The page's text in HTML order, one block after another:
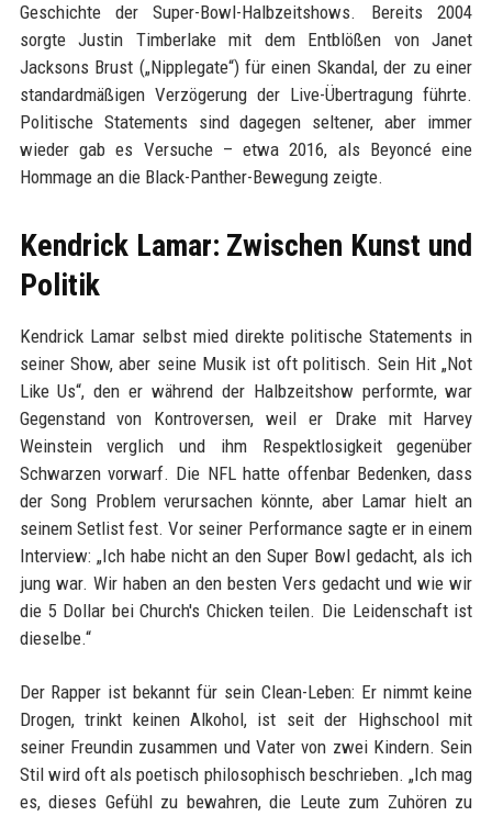
Geschichte der Super-Bowl-Halbzeitshows. Bereits 2004
sorgte Justin Timberlake mit dem Entblößen von Janet
Jacksons Brust („Nipplegate“) für einen Skandal, der zu einer
standardmäßigen Verzögerung der Live-Übertragung führte.
Politische Statements sind dagegen seltener, aber immer
wieder gab es Versuche – etwa 2016, als Beyoncé eine
Hommage an die Black-Panther-Bewegung zeigte.
Kendrick Lamar: Zwischen Kunst und
Politik
Kendrick Lamar selbst mied direkte politische Statements in
seiner Show, aber seine Musik ist oft politisch. Sein Hit „Not
Like Us“, den er während der Halbzeitshow performte, war
Gegenstand von Kontroversen, weil er Drake mit Harvey
Weinstein verglich und ihm Respektlosigkeit gegenüber
Schwarzen vorwarf. Die NFL hatte offenbar Bedenken, dass
der Song Problem verursachen könnte, aber Lamar hielt an
seinem Setlist fest. Vor seiner Performance sagte er in einem
Interview: „Ich habe nicht an den Super Bowl gedacht, als ich
jung war. Wir haben an den besten Vers gedacht und wie wir
die 5 Dollar bei Church's Chicken teilen. Die Leidenschaft ist
dieselbe.“
Der Rapper ist bekannt für sein Clean-Leben: Er nimmt keine
Drogen, trinkt keinen Alkohol, ist seit der Highschool mit
seiner Freundin zusammen und Vater von zwei Kindern. Sein
Stil wird oft als poetisch philosophisch beschrieben. „Ich mag
es, dieses Gefühl zu bewahren, die Leute zum Zuhören zu